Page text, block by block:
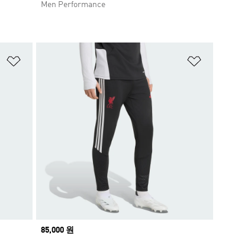
Men Performance
위시리스트 담기
Price
85,000 원